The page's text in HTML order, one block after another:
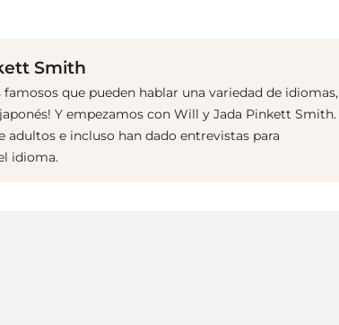
Smith
que pueden hablar una variedad de idiomas,
Y empezamos con Will y Jada Pinkett Smith.
adultos e incluso han dado entrevistas para
idioma.